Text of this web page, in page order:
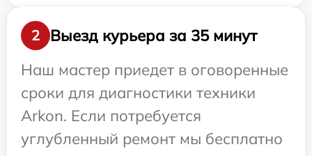
2
Выезд курьера за 35 минут
Наш мастер приедет в оговоренные
сроки для диагностики техники
Arkon. Если потребуется
углубленный ремонт мы бесплатно